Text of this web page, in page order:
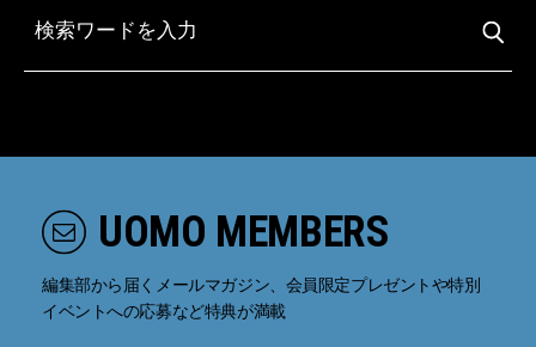
UOMO MEMBERS
編集部から届くメールマガジン、会員限定プレゼントや特別
イベントへの応募など特典が満載